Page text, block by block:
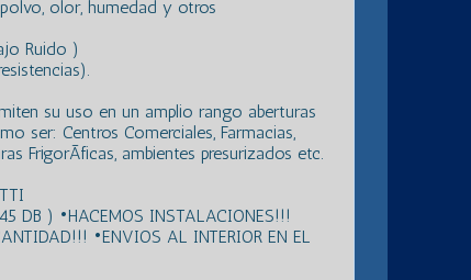
olor, humedad y otros
Ruido )
su uso en un amplio rango aberturas
ser: Centros Comerciales, Farmacias,
FrigorÃ­ficas, ambientes presurizados etc.
DB ) •HACEMOS INSTALACIONES!!!
•ENVIOS AL INTERIOR EN EL